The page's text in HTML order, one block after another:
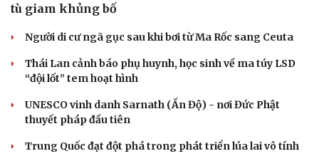
tù giam khủng bố
Người di cư ngã gục sau khi bơi từ Ma Rốc sang Ceuta
Thái Lan cảnh báo phụ huynh, học sinh về ma túy LSD
“đội lốt” tem hoạt hình
UNESCO vinh danh Sarnath (Ấn Độ) - nơi Đức Phật
thuyết pháp đầu tiên
Trung Quốc đạt đột phá trong phát triển lúa lai vô tính